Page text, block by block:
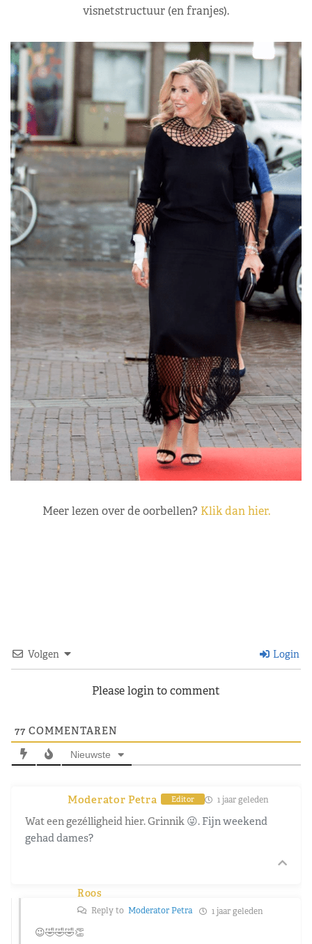
visnetstructuur (en franjes).
Meer lezen over de oorbellen? Klik dan hier.
Volgen Login
Please login to comment
77 COMMENTAREN
Nieuwste
Moderator Petra Editor 1 jaar geleden
Wat een gezélligheid hier. Grinnik 😜. Fijn weekend
gehad dames?
Roos
Reply to Moderator Petra 1 jaar geleden
😉🤣🤣🤣👏